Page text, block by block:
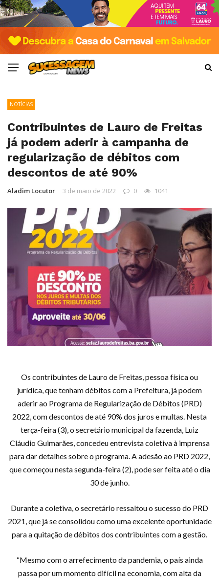
NOTÍCIAS
Contribuintes de Lauro de Freitas
já podem aderir à campanha de
regularização de débitos com
descontos de até 90%
Aladim Locutor 3 de maio de 2022 0 1041
Os contribuintes de Lauro de Freitas, pessoa física ou
jurídica, que tenham débitos com a Prefeitura, já podem
aderir ao Programa de Regularização de Débitos (PRD)
2022, com descontos de até 90% dos juros e multas. Nesta
terça-feira (3), o secretário municipal da fazenda, Luiz
Cláudio Guimarães, concedeu entrevista coletiva à imprensa
para dar detalhes sobre o programa. A adesão ao PRD 2022,
que começou nesta segunda-feira (2), pode ser feita até o dia
30 de junho.
Durante a coletiva, o secretário ressaltou o sucesso do PRD
2021, que já se consolidou como uma excelente oportunidade
para a quitação de débitos dos contribuintes com a gestão.
“Mesmo com o arrefecimento da pandemia, o país ainda
passa por um momento difícil na economia, com alta da